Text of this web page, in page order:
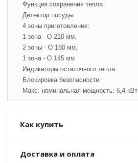
Функция сохранения тепла
Детектор посуды
4 зоны приготовления:
1 зона - O 210 мм,
2 зоны - O 180 мм,
1 зона - O 145 мм
Индикаторы остаточного тепла
Блокировка безопасности
Макс. номинальная мощность: 6,4 кВт
Как купить
Доставка и оплата